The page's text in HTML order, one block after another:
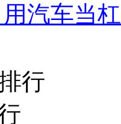
汽车当
行